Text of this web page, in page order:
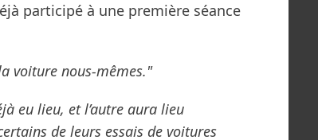
participé à une première séance
voiture nous-mêmes."
eu lieu, et l’autre aura lieu
de leurs essais de voitures